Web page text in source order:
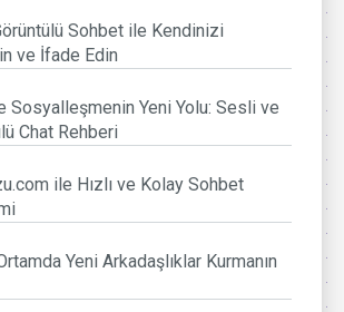
Sohbet ile Kendinizi
ve İfade Edin
Sosyalleşmenin Yeni Yolu: Sesli ve
Chat Rehberi
ile Hızlı ve Kolay Sohbet
Yeni Arkadaşlıklar Kurmanın